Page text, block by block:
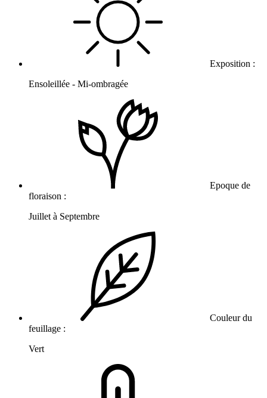
Exposition :
Ensoleillée - Mi-ombragée
Epoque de
floraison :
Juillet à Septembre
Couleur du
feuillage :
Vert